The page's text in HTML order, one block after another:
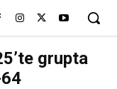
grupta